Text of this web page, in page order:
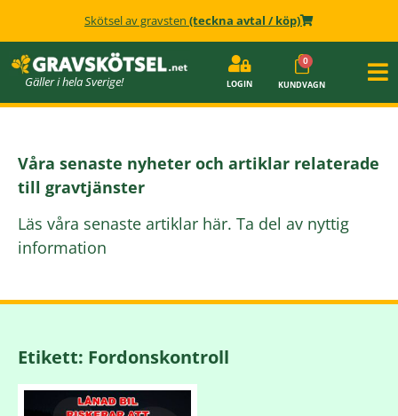
Skötsel av gravsten (teckna avtal / köp)
Gäller i hela Sverige! LOGIN KUNDVAGN
Våra senaste nyheter och artiklar relaterade
till gravtjänster
Läs våra senaste artiklar här. Ta del av nyttig
information
Etikett: Fordonskontroll